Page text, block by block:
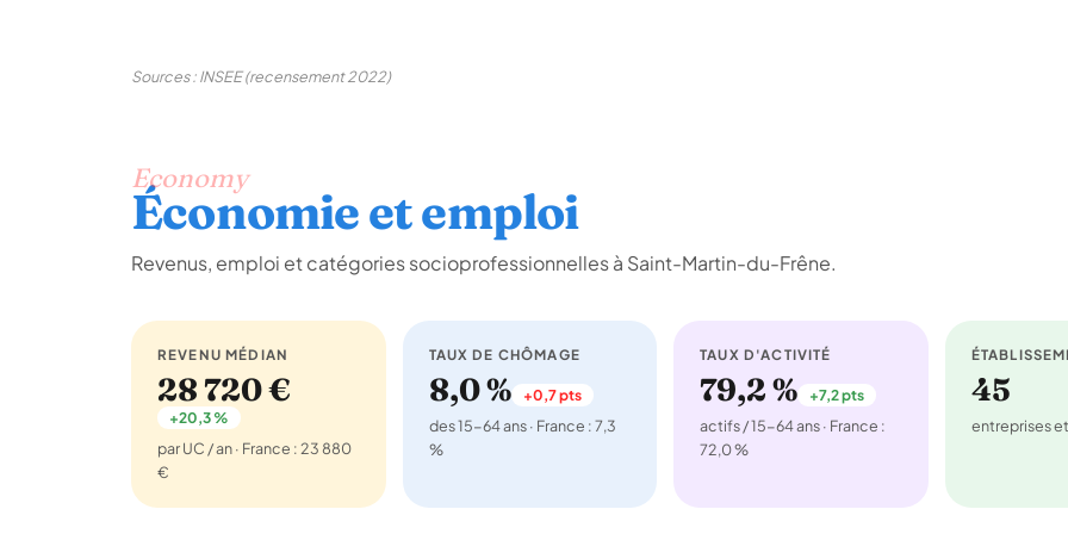
Sources : INSEE (recensement 2022)
Economy
Économie et emploi
Revenus, emploi et catégories socioprofessionnelles à Saint-Martin-du-Frêne.
REVENU MÉDIAN
28 720 €
+20,3 %
par UC / an · France : 23 880
€
TAUX DE CHÔMAGE
8,0 % +0,7 pts
des 15-64 ans · France : 7,3
%
TAUX D'ACTIVITÉ
79,2 % +7,2 pts
actifs / 15-64 ans · France :
72,0 %
45
entreprises